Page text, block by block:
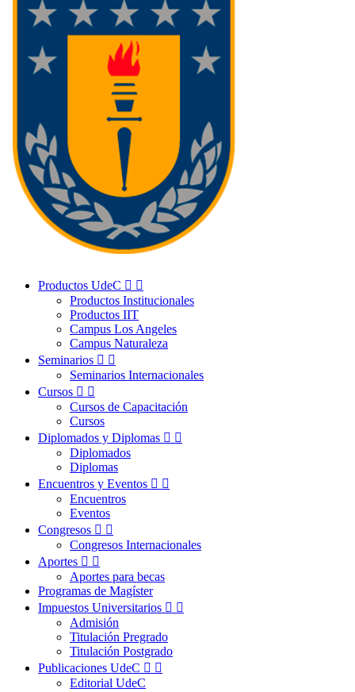
Productos UdeC  
Productos Institucionales
Productos IIT
Campus Los Angeles
Campus Naturaleza
Seminarios  
Seminarios Internacionales
Cursos  
Cursos de Capacitación
Cursos
Diplomados y Diplomas  
Diplomados
Diplomas
Encuentros y Eventos  
Encuentros
Eventos
Congresos  
Congresos Internacionales
Aportes  
Aportes para becas
Programas de Magíster
Impuestos Universitarios  
Admisión
Titulación Pregrado
Titulación Postgrado
Publicaciones UdeC  
Editorial UdeC